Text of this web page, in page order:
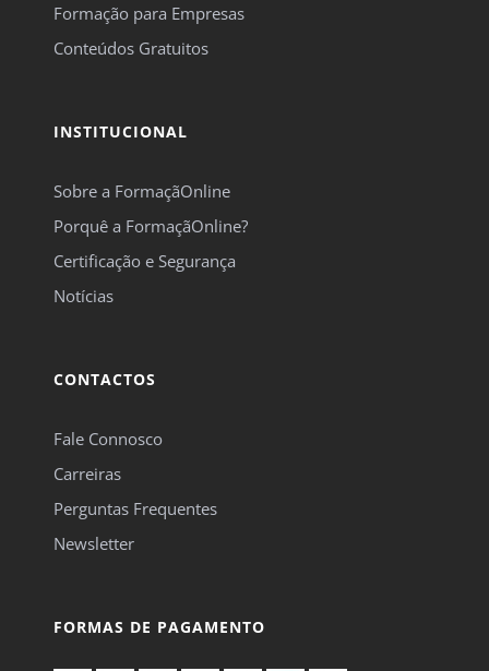
Formação para Empresas
Conteúdos Gratuitos
INSTITUCIONAL
Sobre a FormaçãOnline
Porquê a FormaçãOnline?
Certificação e Segurança
Notícias
CONTACTOS
Fale Connosco
Carreiras
Perguntas Frequentes
Newsletter
FORMAS DE PAGAMENTO